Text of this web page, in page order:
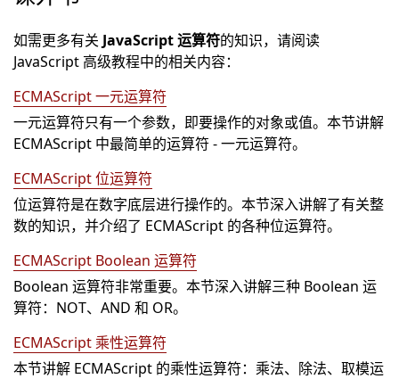
如需更多有关 JavaScript 运算符的知识，请阅读
JavaScript 高级教程中的相关内容：
ECMAScript 一元运算符
一元运算符只有一个参数，即要操作的对象或值。本节讲解
ECMAScript 中最简单的运算符 - 一元运算符。
ECMAScript 位运算符
位运算符是在数字底层进行操作的。本节深入讲解了有关整
数的知识，并介绍了 ECMAScript 的各种位运算符。
ECMAScript Boolean 运算符
Boolean 运算符非常重要。本节深入讲解三种 Boolean 运
算符：NOT、AND 和 OR。
ECMAScript 乘性运算符
本节讲解 ECMAScript 的乘性运算符：乘法、除法、取模运